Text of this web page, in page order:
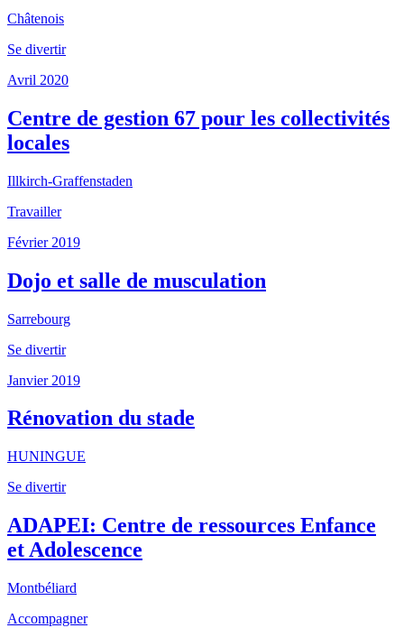
Châtenois
Se divertir
Avril 2020
Centre de gestion 67 pour les collectivités
locales
Illkirch-Graffenstaden
Travailler
Février 2019
Dojo et salle de musculation
Sarrebourg
Se divertir
Janvier 2019
Rénovation du stade
HUNINGUE
Se divertir
ADAPEI: Centre de ressources Enfance
et Adolescence
Montbéliard
Accompagner